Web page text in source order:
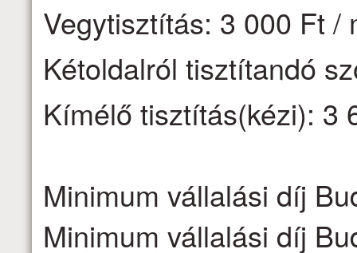
Vegytisztítás: 3 000 Ft /
Kétoldalról tisztítandó
Kímélő tisztítás(kézi): 3
Minimum vállalási díj
Minimum vállalási díj